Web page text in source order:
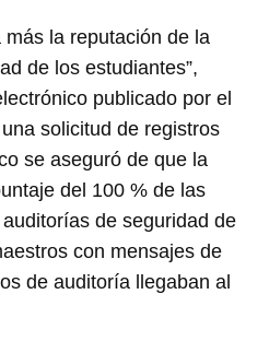
más la reputación de la
de los estudiantes”,
publicado por el
solicitud de registros
se aseguró de que la
del 100 % de las
de seguridad de
con mensajes de
de auditoría llegaban al